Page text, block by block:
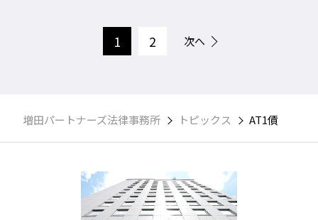
1 2 次へ
増田パートナーズ法律事務所 トピックス AT1債